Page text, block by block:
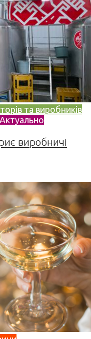
та виробників
Актуально
виробничі